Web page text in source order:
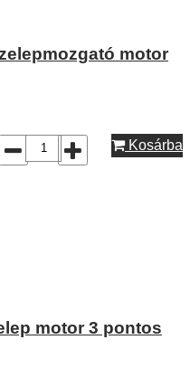
motor
Kosárba
motor 3 pontos